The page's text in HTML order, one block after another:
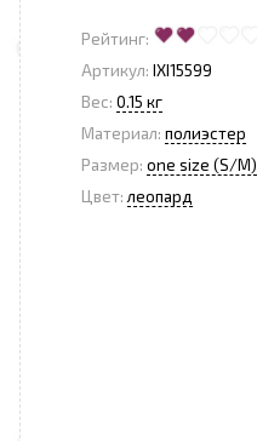
Рейтинг:
Артикул: IXI15599
Вес: 0.15 кг
Материал: полиэстер
Размер: one size (S/M)
Цвет: леопард